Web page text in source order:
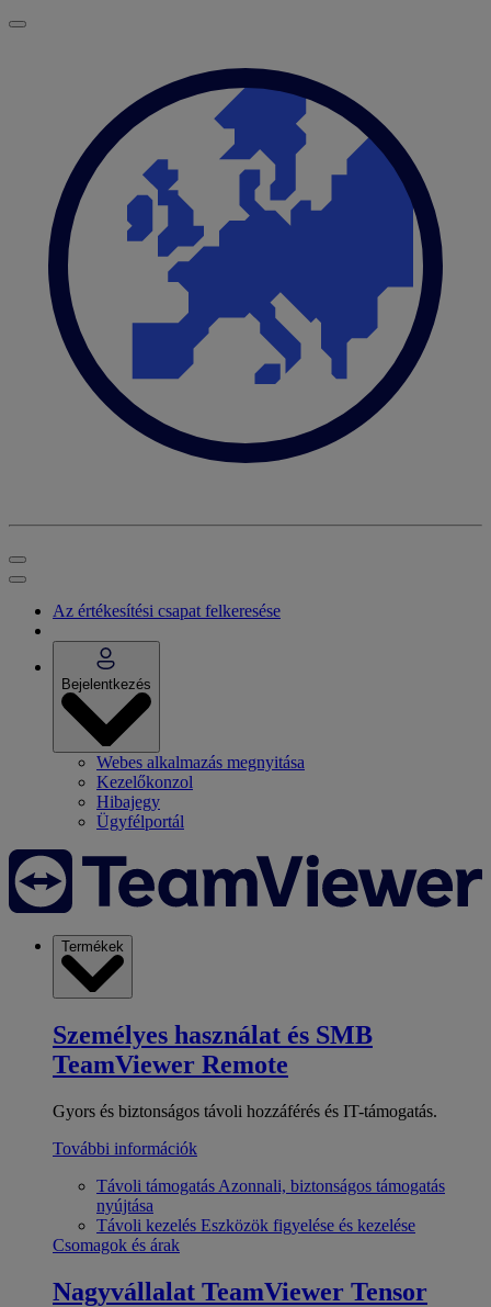
Az értékesítési csapat felkeresése
Bejelentkezés
Webes alkalmazás megnyitása
Kezelőkonzol
Hibajegy
Ügyfélportál
Termékek
Személyes használat és SMB
TeamViewer Remote
Gyors és biztonságos távoli hozzáférés és IT-támogatás.
További információk
Távoli támogatás Azonnali, biztonságos támogatás
nyújtása
Távoli kezelés Eszközök figyelése és kezelése
Csomagok és árak
Nagyvállalat TeamViewer Tensor